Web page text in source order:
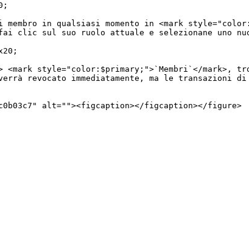
in qualsiasi momento in <mark
clic sul suo ruolo attuale e selezionane uno
style="color:$primary;">`Membri`</mark>,
revocato immediatamente, ma le transazioni